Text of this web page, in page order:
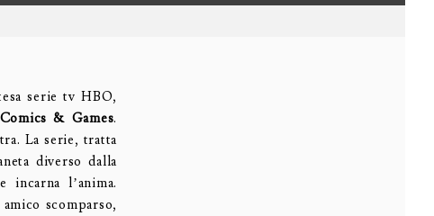
serie tv HBO,
& Games.
La serie, tratta
diverso dalla
l’anima.
scomparso,